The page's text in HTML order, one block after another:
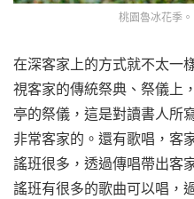
桃園魯冰花季
在深客家上的方式就不太一
視客家的傳統祭典、祭儀上
亭的祭儀，這是對讀書人所
非常客家的。還有歌唱，客
謠班很多，透過傳唱帶出客
謠班有很多的歌曲可以唱，